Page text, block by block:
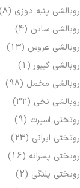
روبالشی پنبه دوزی (8)
روبالشی ساتن (4)
روبالشی عروس (13)
روبالشی گیپور (1)
روبالشی مخمل (98)
روبالشی نخی (32)
روتختی اسپرت (9)
روتختی ایرانی (23)
روتختی پسرانه (16)
روتختی پلنگی (2)